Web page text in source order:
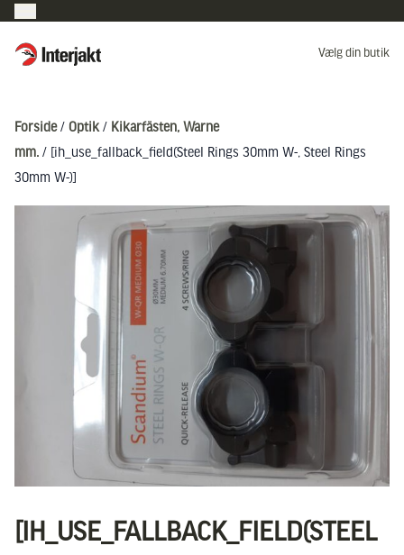
Interjakt DK Vælg din butik
Forside/ Optik/ Kikarfästen, Warne
mm. / [ih_use_fallback_field(Steel Rings 30mm W-, Steel Rings
30mm W-)]
[IH_USE_FALLBACK_FIELD(STEEL